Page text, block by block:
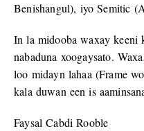
Benishangul), iyo Semitic
In la midooba waxay keeni
nabaduna xoogaysato.
loo midayn lahaa (Frame
kala duwan een is
Faysal Cabdi Rooble